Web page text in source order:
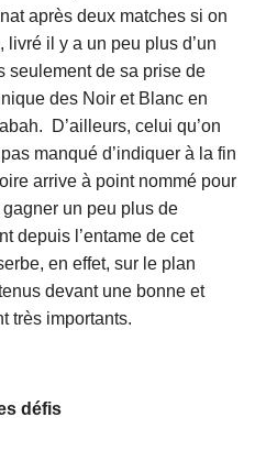
après deux matches si on
il y a un peu plus d’un
seulement de sa prise de
des Noir et Blanc en
D’ailleurs, celui qu’on
manqué d’indiquer à la fin
arrive à point nommé pour
un peu plus de
depuis l’entame de cet
en effet, sur le plan
devant une bonne et
très importants.
défis